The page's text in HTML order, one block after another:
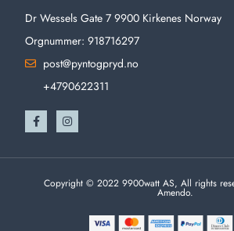
Dr Wessels Gate 7 9900 Kirkenes Norway
Orgnummer: 918716297
post@pyntogpryd.no
+4790622311
Copyright © 2022 9900watt AS, All rights
Amendo.